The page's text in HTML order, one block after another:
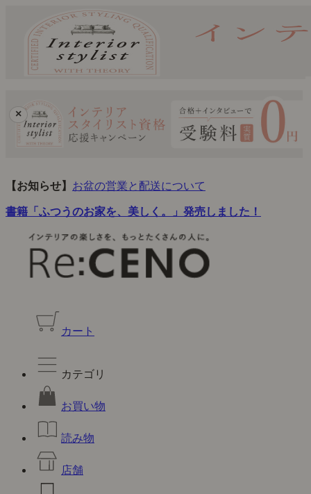
×
【お知らせ】 お盆の営業と配送について
書籍「ふつうのお家を、美しく。」発売しました！
カート
カテゴリ
お買い物
読み物
店舗